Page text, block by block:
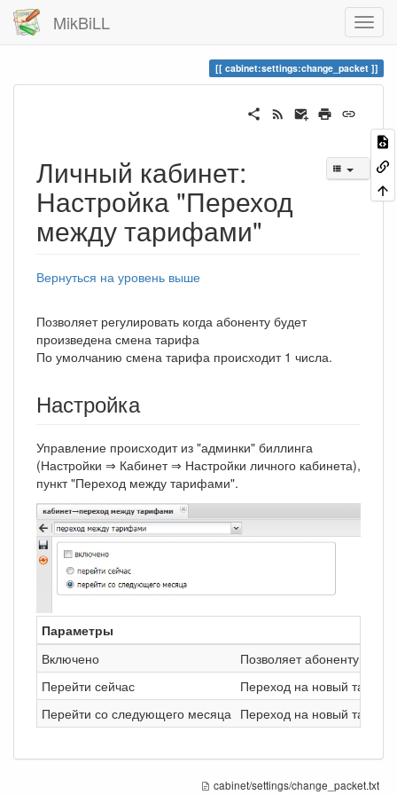
MikBiLL
cabinet:settings:change_packet
Личный кабинет:
Настройка "Переход
между тарифами"
Вернуться на уровень выше
Позволяет регулировать когда абоненту будет
произведена смена тарифа
По умолчанию смена тарифа происходит 1 числа.
Настройка
Управление происходит из "админки" биллинга
(Настройки ⇒ Кабинет ⇒ Настройки личного кабинета),
пункт "Переход между тарифами".
Параметры
Включено
Позволяет абоненту
Перейти сейчас
Переход на новый тариф
Перейти со следующего месяца Переход на новый тариф
cabinet/settings/change_packet.txt